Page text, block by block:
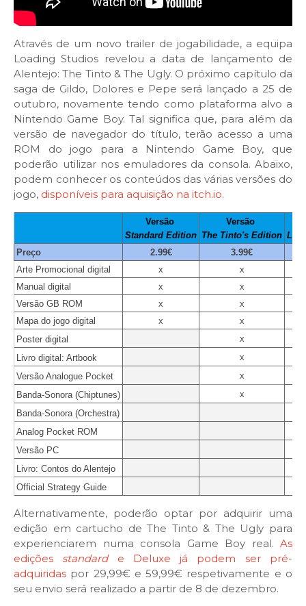
Através de um novo trailer de jogabilidade, a equipa
Loading Studios revelou a data de lançamento de
Alentejo: The Tinto & The Ugly. O próximo capítulo da
saga de Gildo, Dolores e Pepe será lançado a 25 de
outubro, novamente tendo como plataforma alvo a
Nintendo Game Boy. Tal significa que, para além da
versão de navegador do título, terão acesso a uma
ROM do jogo para a Nintendo Game Boy, que
poderão utilizar nos emuladores da consola. Abaixo,
podem conhecer os conteúdos das várias versões do
jogo, disponíveis para aquisição na itch.io.
Versão
Standard Edition
Versão
The Tinto's Edition Los
Preço
2.99€
3.99€
Arte Promocional digital
x
x
Manual digital
x
x
Versão GB ROM
x
x
Mapa do jogo digital
x
x
Poster digital
x
Livro digital: Artbook
x
Versão Analogue Pocket
x
Banda-Sonora (Chiptunes)
x
Banda-Sonora (Orchestra)
Analog Pocket ROM
Versão PC
Livro: Contos do Alentejo
Official Strategy Guide
Alternativamente, poderão optar por adquirir uma
edição em cartucho de The Tinto & The Ugly para
experienciarem numa consola Game Boy real. As
edições standard e Deluxe já podem ser pré-
adquiridas por 29,99€ e 59,99€ respetivamente e o
seu envio será realizado a partir de 8 de dezembro.